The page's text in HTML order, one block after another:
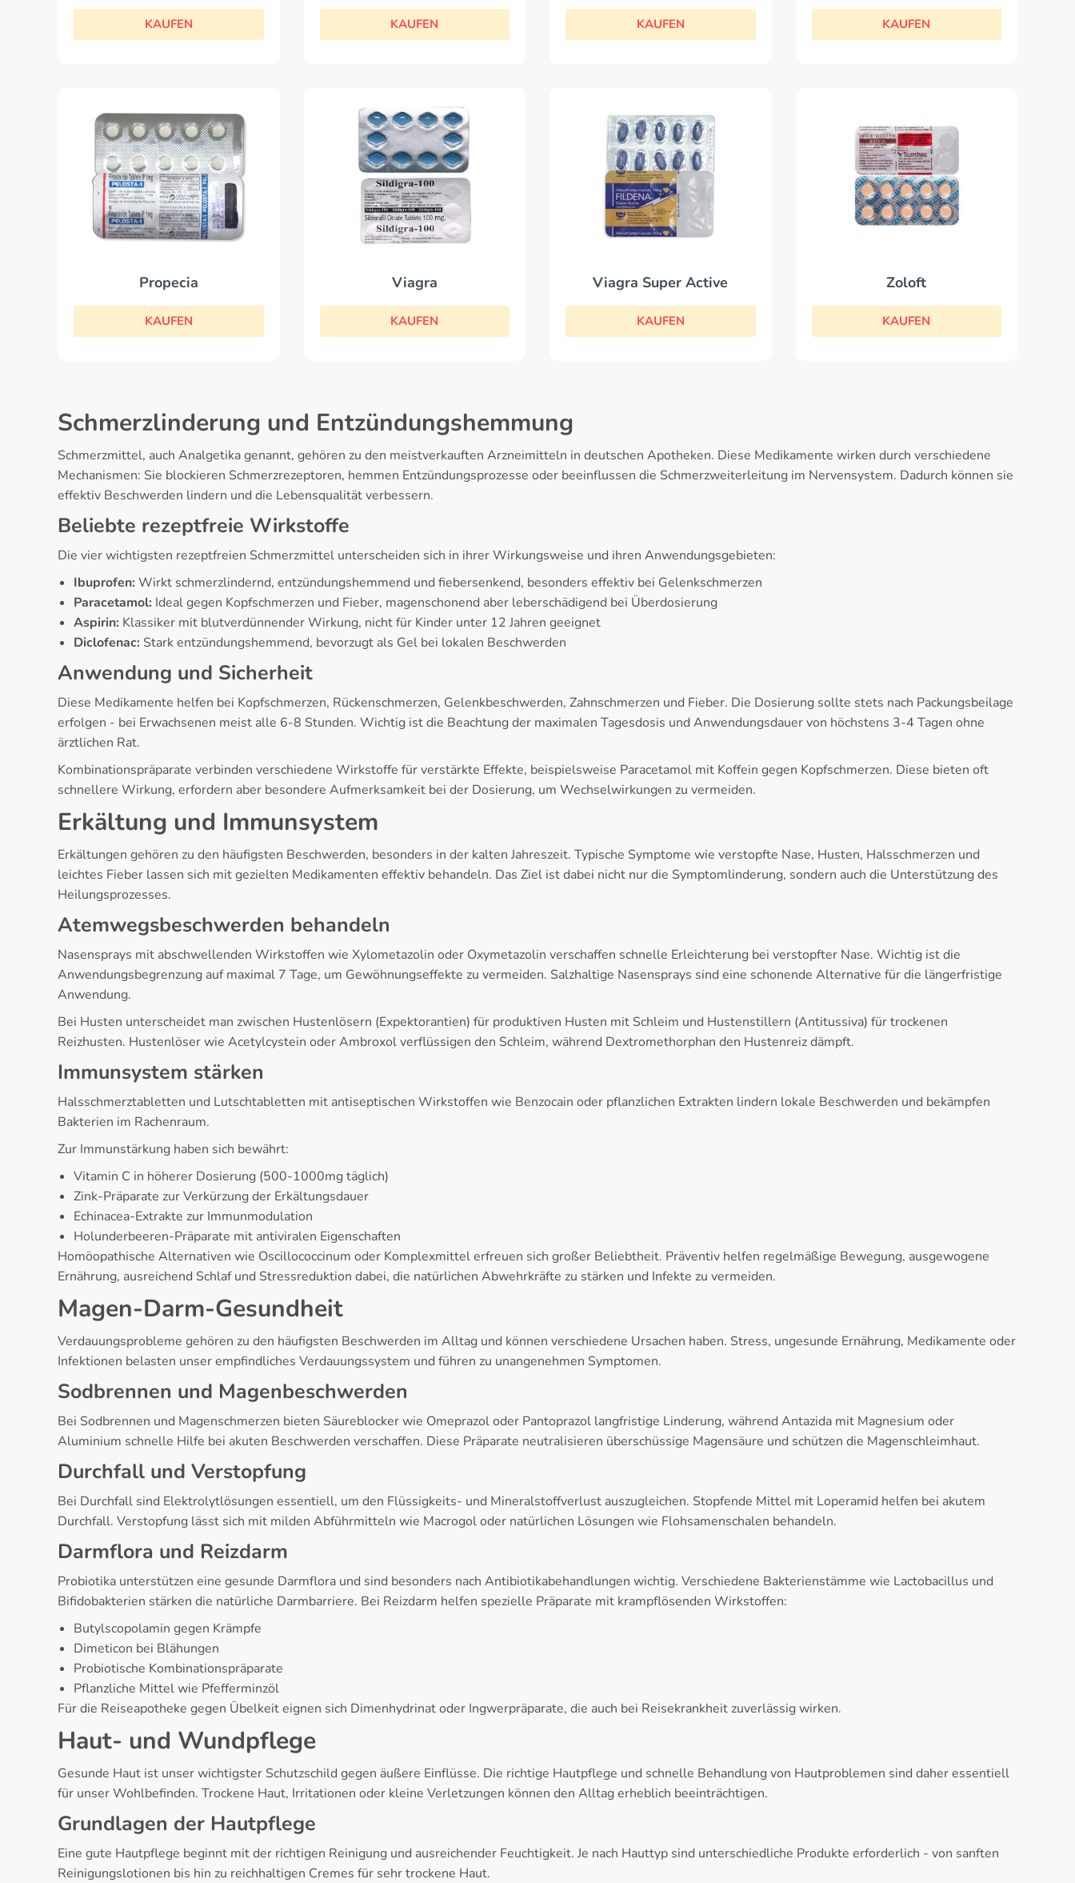
KAUFEN KAUFEN KAUFEN KAUFEN
Propecia
KAUFEN
Viagra
KAUFEN
Viagra Super Active
KAUFEN
Zoloft
KAUFEN
Schmerzlinderung und Entzündungshemmung
Schmerzmittel, auch Analgetika genannt, gehören zu den meistverkauften Arzneimitteln in deutschen Apotheken. Diese Medikamente wirken durch verschiedene
Mechanismen: Sie blockieren Schmerzrezeptoren, hemmen Entzündungsprozesse oder beeinflussen die Schmerzweiterleitung im Nervensystem. Dadurch können sie
effektiv Beschwerden lindern und die Lebensqualität verbessern.
Beliebte rezeptfreie Wirkstoffe
Die vier wichtigsten rezeptfreien Schmerzmittel unterscheiden sich in ihrer Wirkungsweise und ihren Anwendungsgebieten:
Ibuprofen: Wirkt schmerzlindernd, entzündungshemmend und fiebersenkend, besonders effektiv bei Gelenkschmerzen
Paracetamol: Ideal gegen Kopfschmerzen und Fieber, magenschonend aber leberschädigend bei Überdosierung
Aspirin: Klassiker mit blutverdünnender Wirkung, nicht für Kinder unter 12 Jahren geeignet
Diclofenac: Stark entzündungshemmend, bevorzugt als Gel bei lokalen Beschwerden
Anwendung und Sicherheit
Diese Medikamente helfen bei Kopfschmerzen, Rückenschmerzen, Gelenkbeschwerden, Zahnschmerzen und Fieber. Die Dosierung sollte stets nach Packungsbeilage
erfolgen - bei Erwachsenen meist alle 6-8 Stunden. Wichtig ist die Beachtung der maximalen Tagesdosis und Anwendungsdauer von höchstens 3-4 Tagen ohne
ärztlichen Rat.
Kombinationspräparate verbinden verschiedene Wirkstoffe für verstärkte Effekte, beispielsweise Paracetamol mit Koffein gegen Kopfschmerzen. Diese bieten oft
schnellere Wirkung, erfordern aber besondere Aufmerksamkeit bei der Dosierung, um Wechselwirkungen zu vermeiden.
Erkältung und Immunsystem
Erkältungen gehören zu den häufigsten Beschwerden, besonders in der kalten Jahreszeit. Typische Symptome wie verstopfte Nase, Husten, Halsschmerzen und
leichtes Fieber lassen sich mit gezielten Medikamenten effektiv behandeln. Das Ziel ist dabei nicht nur die Symptomlinderung, sondern auch die Unterstützung des
Heilungsprozesses.
Atemwegsbeschwerden behandeln
Nasensprays mit abschwellenden Wirkstoffen wie Xylometazolin oder Oxymetazolin verschaffen schnelle Erleichterung bei verstopfter Nase. Wichtig ist die
Anwendungsbegrenzung auf maximal 7 Tage, um Gewöhnungseffekte zu vermeiden. Salzhaltige Nasensprays sind eine schonende Alternative für die längerfristige
Anwendung.
Bei Husten unterscheidet man zwischen Hustenlösern (Expektorantien) für produktiven Husten mit Schleim und Hustenstillern (Antitussiva) für trockenen
Reizhusten. Hustenlöser wie Acetylcystein oder Ambroxol verflüssigen den Schleim, während Dextromethorphan den Hustenreiz dämpft.
Immunsystem stärken
Halsschmerztabletten und Lutschtabletten mit antiseptischen Wirkstoffen wie Benzocain oder pflanzlichen Extrakten lindern lokale Beschwerden und bekämpfen
Bakterien im Rachenraum.
Zur Immunstärkung haben sich bewährt:
Vitamin C in höherer Dosierung (500-1000mg täglich)
Zink-Präparate zur Verkürzung der Erkältungsdauer
Echinacea-Extrakte zur Immunmodulation
Holunderbeeren-Präparate mit antiviralen Eigenschaften
Homöopathische Alternativen wie Oscillococcinum oder Komplexmittel erfreuen sich großer Beliebtheit. Präventiv helfen regelmäßige Bewegung, ausgewogene
Ernährung, ausreichend Schlaf und Stressreduktion dabei, die natürlichen Abwehrkräfte zu stärken und Infekte zu vermeiden.
Magen-Darm-Gesundheit
Verdauungsprobleme gehören zu den häufigsten Beschwerden im Alltag und können verschiedene Ursachen haben. Stress, ungesunde Ernährung, Medikamente oder
Infektionen belasten unser empfindliches Verdauungssystem und führen zu unangenehmen Symptomen.
Sodbrennen und Magenbeschwerden
Bei Sodbrennen und Magenschmerzen bieten Säureblocker wie Omeprazol oder Pantoprazol langfristige Linderung, während Antazida mit Magnesium oder
Aluminium schnelle Hilfe bei akuten Beschwerden verschaffen. Diese Präparate neutralisieren überschüssige Magensäure und schützen die Magenschleimhaut.
Durchfall und Verstopfung
Bei Durchfall sind Elektrolytlösungen essentiell, um den Flüssigkeits- und Mineralstoffverlust auszugleichen. Stopfende Mittel mit Loperamid helfen bei akutem
Durchfall. Verstopfung lässt sich mit milden Abführmitteln wie Macrogol oder natürlichen Lösungen wie Flohsamenschalen behandeln.
Darmflora und Reizdarm
Probiotika unterstützen eine gesunde Darmflora und sind besonders nach Antibiotikabehandlungen wichtig. Verschiedene Bakterienstämme wie Lactobacillus und
Bifidobakterien stärken die natürliche Darmbarriere. Bei Reizdarm helfen spezielle Präparate mit krampflösenden Wirkstoffen:
Butylscopolamin gegen Krämpfe
Dimeticon bei Blähungen
Probiotische Kombinationspräparate
Pflanzliche Mittel wie Pfefferminzöl
Für die Reiseapotheke gegen Übelkeit eignen sich Dimenhydrinat oder Ingwerpräparate, die auch bei Reisekrankheit zuverlässig wirken.
Haut- und Wundpflege
Gesunde Haut ist unser wichtigster Schutzschild gegen äußere Einflüsse. Die richtige Hautpflege und schnelle Behandlung von Hautproblemen sind daher essentiell
für unser Wohlbefinden. Trockene Haut, Irritationen oder kleine Verletzungen können den Alltag erheblich beeinträchtigen.
Grundlagen der Hautpflege
Eine gute Hautpflege beginnt mit der richtigen Reinigung und ausreichender Feuchtigkeit. Je nach Hauttyp sind unterschiedliche Produkte erforderlich - von sanften
Reinigungslotionen bis hin zu reichhaltigen Cremes für sehr trockene Haut.